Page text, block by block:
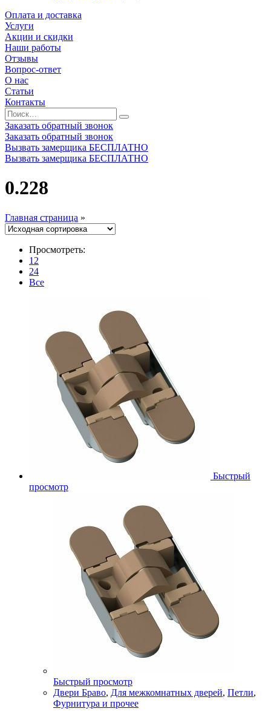
Оплата и доставка
Услуги
Акции и скидки
Наши работы
Отзывы
Вопрос-ответ
О нас
Статьи
Контакты
Заказать обратный звонок
Заказать обратный звонок
Вызвать замерщика БЕСПЛАТНО
Вызвать замерщика БЕСПЛАТНО
0.228
Главная страница »
Просмотреть:
12
24
Все
Быстрый
просмотр
Быстрый просмотр
Двери Браво, Для межкомнатных дверей, Петли,
Фурнитура и прочее